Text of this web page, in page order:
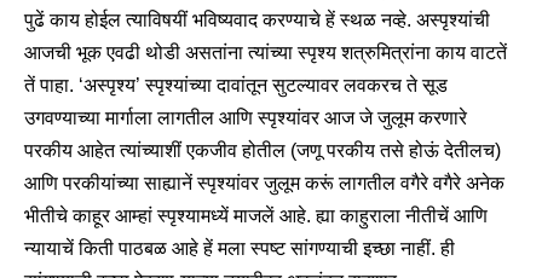
पुढें काय होईल त्याविषयीं भविष्यवाद करण्याचे हें स्थळ नव्हे. अस्पृश्यांची
आजची भूक एवढी थोडी असतांना त्यांच्या स्पृश्य शत्रुमित्रांना काय वाटतें
तें पाहा. ‘अस्पृश्य’ स्पृश्यांच्या दावांतून सुटल्यावर लवकरच ते सूड
उगवण्याच्या मार्गाला लागतील आणि स्पृश्यांवर आज जे जुलूम करणारे
परकीय आहेत त्यांच्याशीं एकजीव होतील (जणू परकीय तसे होऊं देतीलच)
आणि परकीयांच्या साह्यानें स्पृश्यांवर जुलूम करूं लागतील वगैरे वगैरे अनेक
भीतीचे काहूर आम्हां स्पृश्यामध्यें माजलें आहे. ह्या काहुराला नीतीचें आणि
न्यायाचें किती पाठबळ आहे हें मला स्पष्ट सांगण्याची इच्छा नाहीं. ही